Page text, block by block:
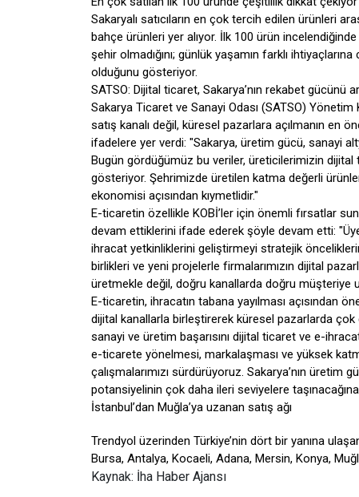
Sakaryalı satıcıların en çok tercih edilen ürünleri
bahçe ürünleri yer alıyor. İlk 100 ürün
şehir olmadığını; günlük yaşamın farklı
olduğunu gösteriyor.
SATSO: Dijital ticaret, Sakarya’nın rekabet gücünü
Sakarya Ticaret ve Sanayi Odası (SATSO)
satış kanalı değil, küresel pazarlara açılmanın en
ifadelere yer verdi: "Sakarya, üretim gücü, sanayi
Bugün gördüğümüz bu veriler, üreticilerimizin dijital
gösteriyor. Şehrimizde üretilen katma değerli
ekonomisi açısından kıymetlidir."
E-ticaretin özellikle KOBİ’ler için önemli fırsatlar
devam ettiklerini ifade ederek şöyle devam etti:
ihracat yetkinliklerini geliştirmeyi stratejik
birlikleri ve yeni projelerle firmalarımızın dijital
üretmekle değil, doğru kanallarda doğru müşteriye
E-ticaretin, ihracatın tabana yayılması açısından
dijital kanallarla birleştirerek küresel pazarlarda çok
sanayi ve üretim başarısını dijital ticaret ve e-
e-ticarete yönelmesi, markalaşması ve yüksek
çalışmalarımızı sürdürüyoruz. Sakarya’nın
potansiyelinin çok daha ileri seviyelere
İstanbul’dan Muğla’ya uzanan satış ağı
Trendyol üzerinden Türkiye’nin dört bir yanına
Bursa, Antalya, Kocaeli, Adana, Mersin, Konya,
Kaynak: İha Haber Ajansı